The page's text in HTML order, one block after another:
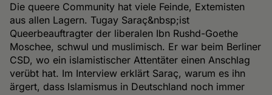
Die queere Community hat viele Feinde, Extemisten
aus allen Lagern. Tugay Saraç&nbsp;ist
Queerbeauftragter der liberalen Ibn Rushd-Goethe
Moschee, schwul und muslimisch. Er war beim Berliner
CSD, wo ein islamistischer Attentäter einen Anschlag
verübt hat. Im Interview erklärt Saraç, warum es ihn
ärgert, dass Islamismus in Deutschland noch immer